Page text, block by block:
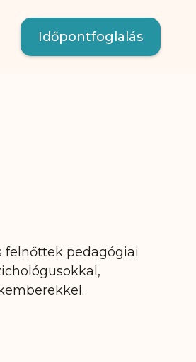
Időpontfoglalás
felnőttek pedagógiai